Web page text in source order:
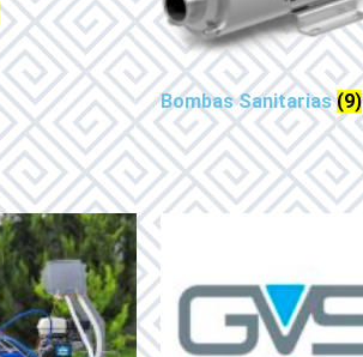
Bombas Sanitarias(9)